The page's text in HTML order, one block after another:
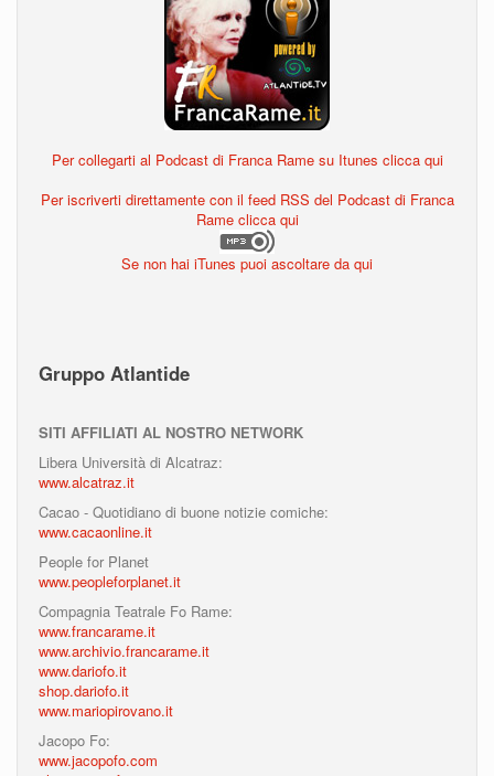
Per collegarti al Podcast di Franca Rame su Itunes clicca qui
Per iscriverti direttamente con il feed RSS del Podcast di Franca
Rame clicca qui
Se non hai iTunes puoi ascoltare da qui
Gruppo Atlantide
SITI AFFILIATI AL NOSTRO NETWORK
Libera Università di Alcatraz:
www.alcatraz.it
Cacao - Quotidiano di buone notizie comiche:
www.cacaonline.it
People for Planet
www.peopleforplanet.it
Compagnia Teatrale Fo Rame:
www.francarame.it
www.archivio.francarame.it
www.dariofo.it
shop.dariofo.it
www.mariopirovano.it
Jacopo Fo:
www.jacopofo.com